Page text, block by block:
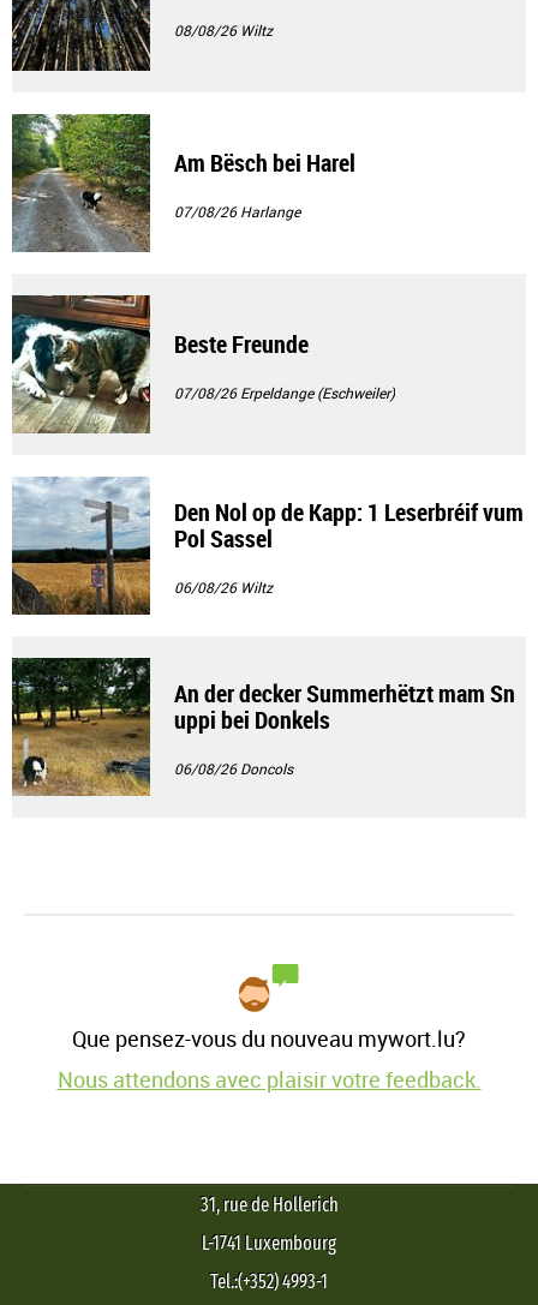
08/08/26 Wiltz
Am Bësch bei Harel
07/08/26Harlange
Beste Freunde
07/08/26Erpeldange (Eschweiler)
Den Nol op de Kapp: 1 Leserbréif vum
Pol Sassel
06/08/26 Wiltz
An der decker Summerhëtzt mam Sn
uppi bei Donkels
06/08/26Doncols
Que pensez-vous du nouveau mywort.lu?
Nous attendons avec plaisir votre feedback.
31, rue de Hollerich
L-1741 Luxembourg
Tel.:(+352) 4993-1